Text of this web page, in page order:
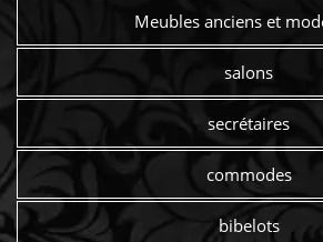
Meubles anciens et
salons
secrétaires
commodes
bibelots